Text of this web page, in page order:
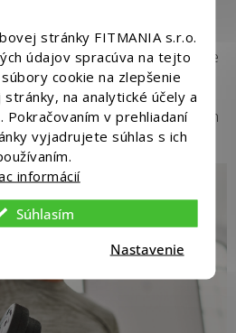
stránky FITMANIA s.r.o.
údajov spracúva na tejto
cookie na zlepšenie
na analytické účely a
Pokračovaním v prehliadaní
vyjadrujete súhlas s ich
informácií
Súhlasím
Nastavenie
VAŠIM POTREBÁM
činiek s hmotnosťou 20 kg
je
kvalitu, funkčnosť a
úroveň skúseností ľahko
až po nohy. Kompaktný dizajn
domácej posilňovne.